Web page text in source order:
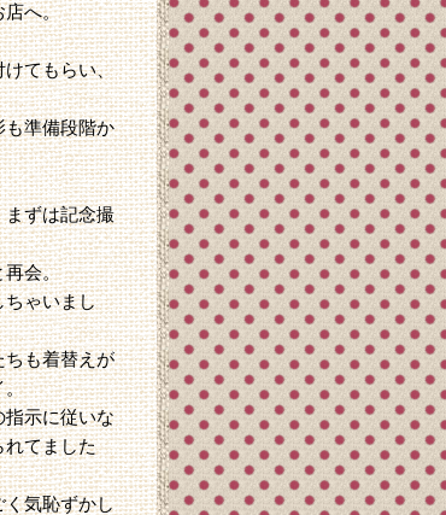
店へ。
けてもらい、
も準備段階か
まずは記念撮
再会。
ちゃいまし
ちも着替えが
。
指示に従いな
れてました
気恥ずかし